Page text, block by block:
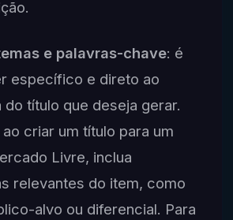
e palavras-chave: é
específico e direto ao
título que deseja gerar.
criar um título para um
Livre, inclua
relevantes do item, como
alvo ou diferencial. Para